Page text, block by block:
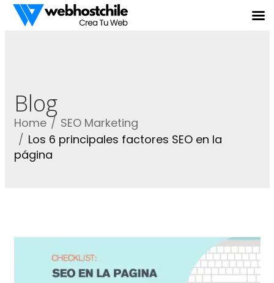
Blog
Home
SEO Marketing
Los 6 principales factores SEO en la
página